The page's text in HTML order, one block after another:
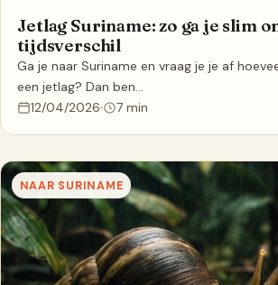
Jetlag Suriname: zo ga je slim
tijdsverschil
Ga je naar Suriname en vraag je je af
een jetlag? Dan ben…
12/04/2026
7 min
NAAR SURINAME